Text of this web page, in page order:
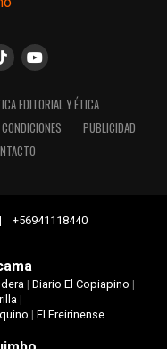
EDITORIAL Y ÉTICA
PUBLICIDAD
+56941118440
| Diario El Copiapino |
|
| El Freirinense